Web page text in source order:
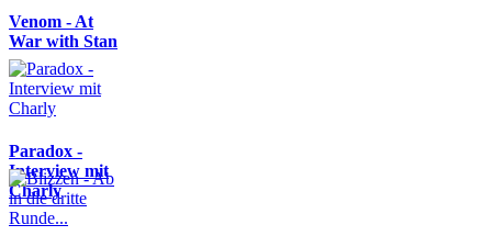
Venom - At
War with Stan
Paradox -
Interview mit
Charly